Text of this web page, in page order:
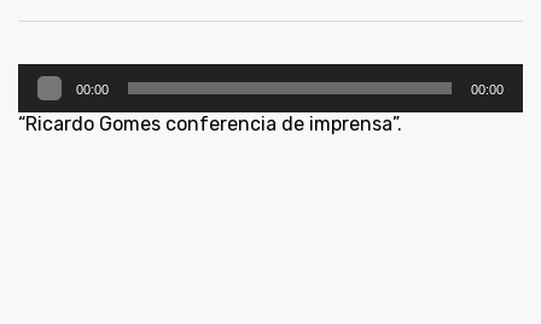
Reprodutor
de
áudio
00:00 00:00
“Ricardo Gomes conferencia de imprensa”.